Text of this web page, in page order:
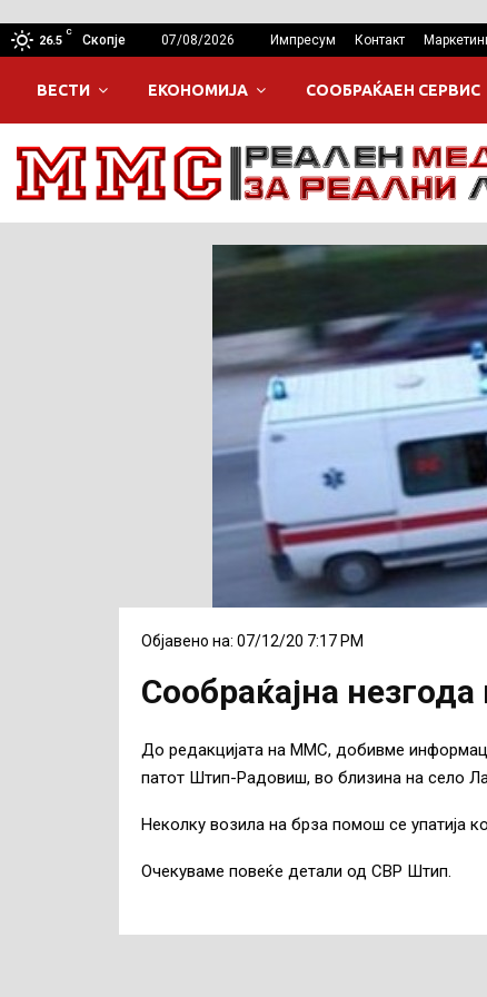
26.5
C
Скопје 07/08/2026 Импресум Контакт
ВЕСТИ ЕКОНОМИЈА СООБРАЌАЕН СЕРВИС
Објавено на: 07/12/20 7:17 PM
Сообраќајна
До редакцијата на ММС, добивме
патот Штип-Радовиш, во близина на село
Неколку возила на брза помош се упатија
Очекуваме повеќе детали од СВР Штип.